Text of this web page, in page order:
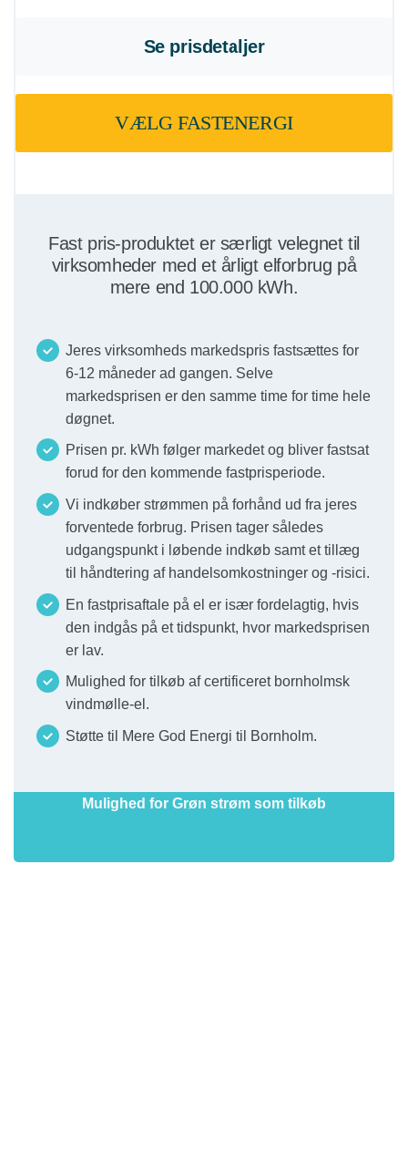
Se prisdetaljer
VÆLG FASTENERGI
Fast pris-produktet er særligt velegnet til
virksomheder med et årligt elforbrug på
mere end 100.000 kWh.
Jeres virksomheds markedspris fastsættes for
6-12 måneder ad gangen. Selve
markedsprisen er den samme time for time hele
døgnet.
Prisen pr. kWh følger markedet og bliver fastsat
forud for den kommende fastprisperiode.
Vi indkøber strømmen på forhånd ud fra jeres
forventede forbrug. Prisen tager således
udgangspunkt i løbende indkøb samt et tillæg
til håndtering af handelsomkostninger og -risici.
En fastprisaftale på el er især fordelagtig, hvis
den indgås på et tidspunkt, hvor markedsprisen
er lav.
Mulighed for tilkøb af certificeret bornholmsk
vindmølle-el.
Støtte til Mere God Energi til Bornholm.
Mulighed for Grøn strøm som tilkøb